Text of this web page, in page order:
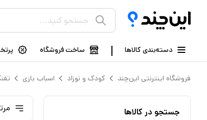
دسته‌بندی کالاها ساخت فروشگاه
فروشگاه اینترنتی این‌چند کودک و نوزاد اسباب بازی
جستجو در کالاها